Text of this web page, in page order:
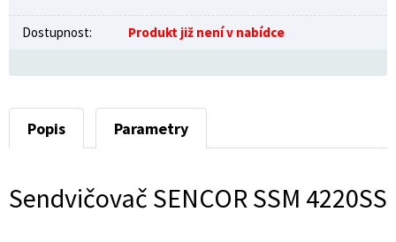
Dostupnost: Produkt již není v nabídce
Popis Parametry
Sendvičovač SENCOR SSM 4220SS